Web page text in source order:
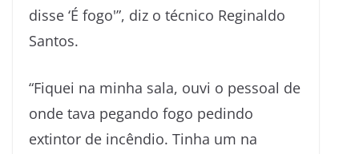
disse ‘É fogo'”, diz o técnico Reginaldo
Santos.
“Fiquei na minha sala, ouvi o pessoal de
onde tava pegando fogo pedindo
extintor de incêndio. Tinha um na